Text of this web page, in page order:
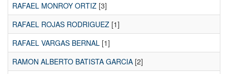
RAFAEL MONROY ORTIZ [3]
RAFAEL ROJAS RODRIGUEZ [1]
RAFAEL VARGAS BERNAL [1]
RAMON ALBERTO BATISTA GARCIA [2]